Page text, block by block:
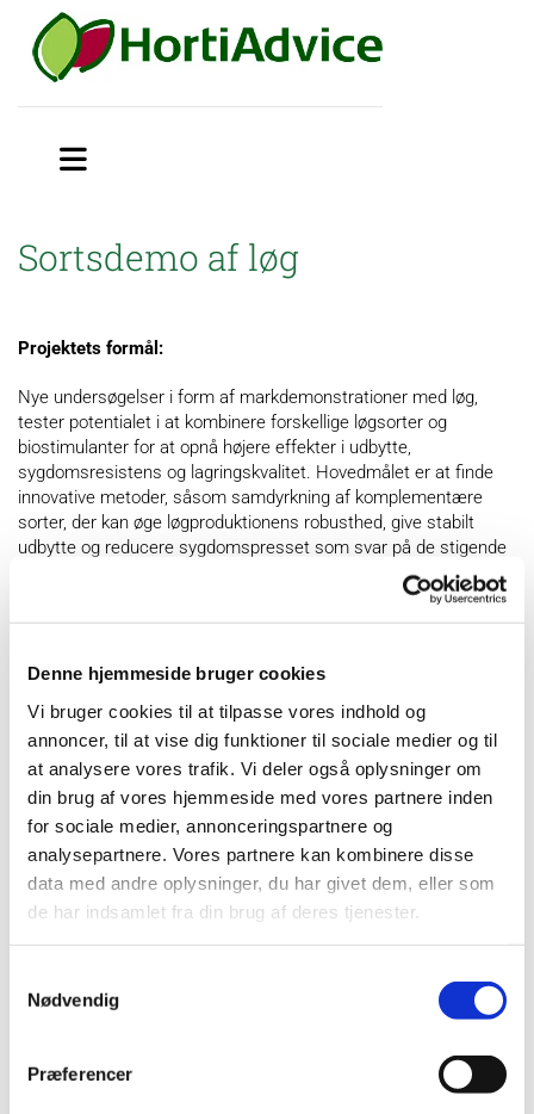
Denne hjemmeside bruger cookies
Vi bruger cookies til at tilpasse vores indhold og
annoncer, til at vise dig funktioner til sociale medier og til
at analysere vores trafik. Vi deler også oplysninger om
din brug af vores hjemmeside med vores partnere inden
for sociale medier, annonceringspartnere og
analysepartnere. Vores partnere kan kombinere disse
data med andre oplysninger, du har givet dem, eller som
de har indsamlet fra din brug af deres tjenester.
Nødvendig
Præferencer
Sortsdemo af løg
Projektets formål:
Nye undersøgelser i form af markdemonstrationer med løg,
tester potentialet i at kombinere forskellige løgsorter og
biostimulanter for at opnå højere effekter i udbytte,
sygdomsresistens og lagringskvalitet. Hovedmålet er at finde
innovative metoder, såsom samdyrkning af komplementære
sorter, der kan øge løgproduktionens robusthed, give stabilt
udbytte og reducere sygdomspresset som svar på de stigende
udfordringer med stress, svampesygdomme og behovet for at
tilpasse sig et landbrug med færre traditionelle pesticider.
Projektet har fået tilskud fra ”Grønt Udviklings- og
Demonstrations-program" (GUDP) under Miljø- og
Fødevareministeriet.
KONTAKT: